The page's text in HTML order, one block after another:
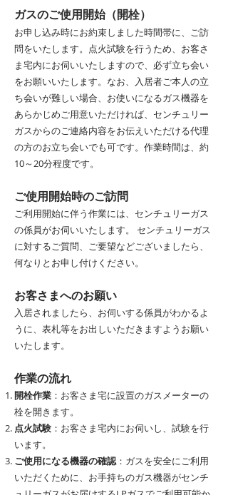
ガスのご使用開始（開栓）
お申し込み時にお約束しました時間帯に、ご訪
問をいたします。点火試験を行うため、お客さ
ま宅内にお伺いいたしますので、必ず立ち会い
をお願いいたします。なお、入居者ご本人の立
ち会いが難しい場合、お使いになるガス機器を
あらかじめご用意いただければ、センチュリー
ガスからのご連絡内容をお伝えいただける代理
の方のお立ち会いでも可です。作業時間は、約
10～20分程度です。
ご使用開始時のご訪問
ご利用開始に伴う作業には、センチュリーガス
の係員がお伺いいたします。 センチュリーガス
に対するご質問、ご要望などございましたら、
何なりとお申し付けください。
お客さまへのお願い
入居されましたら、お伺いする係員がわかるよ
うに、表札等をお出しいただきますようお願い
いたします。
作業の流れ
開栓作業 ：お客さま宅に設置のガスメーターの
栓を開きます。
点火試験 ：お客さま宅内にお伺いし、試験を行
います。
ご使用になる機器の確認：ガスを安全にご利用
いただくために、お手持ちのガス機器がセンチ